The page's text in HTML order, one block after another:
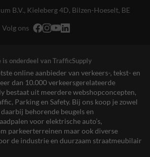
B.V., Kieleberg 4D, Bilzen-Hoeselt, BE
Volg ons
onderdeel van TrafficSupply
online aanbieder van verkeers-, tekst- en
dan 10.000 verkeersgerelateerde
bestaat uit meerdere webshopconcepten,
Parking en Safety. Bij ons koop je zowel
behorende beugels en
voor elektrische auto’s,
parkeerterreinen maar ook diverse
de industrie en duurzaam straatmeubilair